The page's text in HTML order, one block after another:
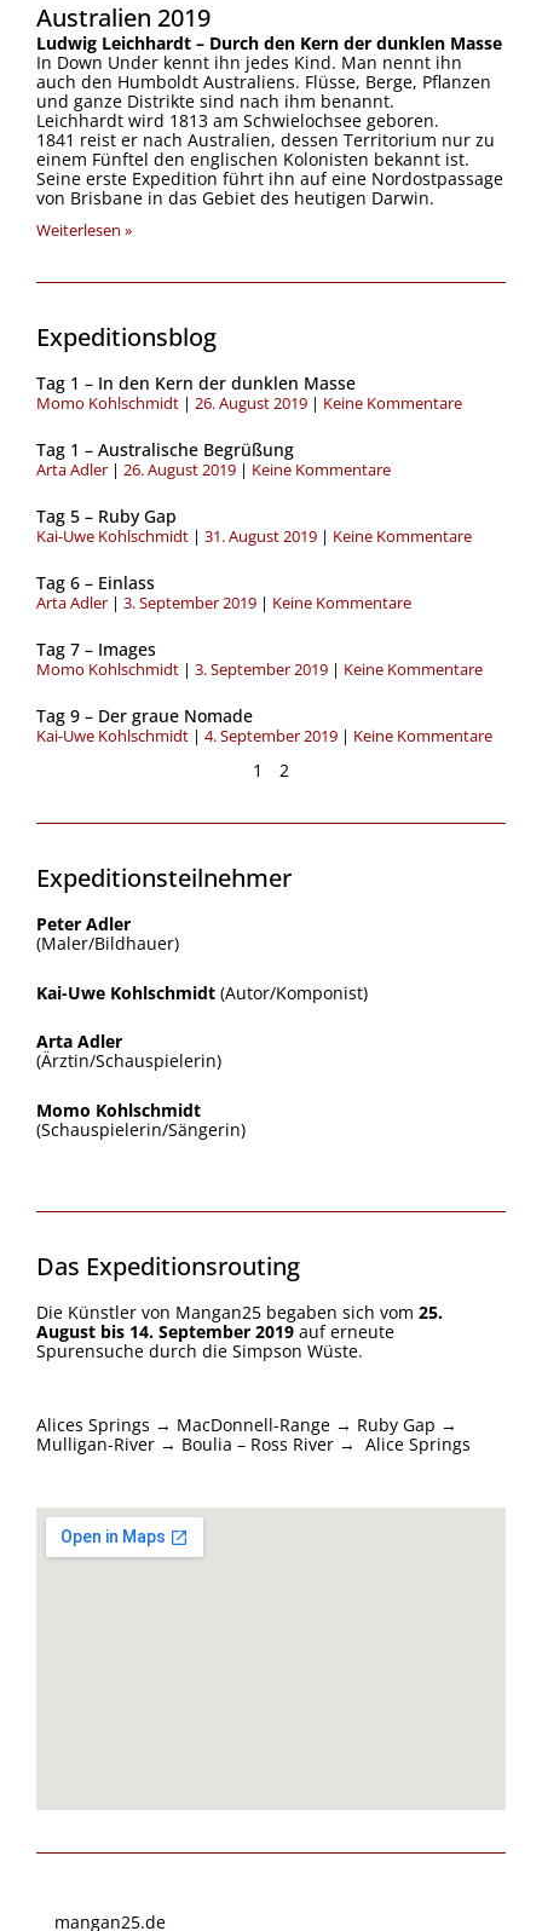
Australien 2019
Ludwig Leichhardt – Durch den Kern der dunklen Masse
In Down Under kennt ihn jedes Kind. Man nennt ihn
auch den Humboldt Australiens. Flüsse, Berge, Pflanzen
und ganze Distrikte sind nach ihm benannt.
Leichhardt wird 1813 am Schwielochsee geboren.
1841 reist er nach Australien, dessen Territorium nur zu
einem Fünftel den englischen Kolonisten bekannt ist.
Seine erste Expedition führt ihn auf eine Nordostpassage
von Brisbane in das Gebiet des heutigen Darwin.
Weiterlesen »
Expeditionsblog
Tag 1 – In den Kern der dunklen Masse
Momo Kohlschmidt 26. August 2019 Keine Kommentare
Tag 1 – Australische Begrüßung
Arta Adler 26. August 2019 Keine Kommentare
Tag 5 – Ruby Gap
Kai-Uwe Kohlschmidt 31. August 2019 Keine Kommentare
Tag 6 – Einlass
Arta Adler 3. September 2019 Keine Kommentare
Tag 7 – Images
Momo Kohlschmidt 3. September 2019 Keine Kommentare
Tag 9 – Der graue Nomade
Kai-Uwe Kohlschmidt 4. September 2019 Keine Kommentare
Seite
1
Seite
2
Expeditionsteilnehmer
Peter Adler
(Maler/Bildhauer)
Kai-Uwe Kohlschmidt (Autor/Komponist)
Arta Adler
(Ärztin/Schauspielerin)
Momo Kohlschmidt
(Schauspielerin/Sängerin)
Das Expeditionsrouting
Die Künstler von Mangan25 begaben sich vom 25.
August bis 14. September 2019 auf erneute
Spurensuche durch die Simpson Wüste.
Alices Springs → MacDonnell-Range → Ruby Gap →
Mulligan-River → Boulia – Ross River → Alice Springs
mangan25.de